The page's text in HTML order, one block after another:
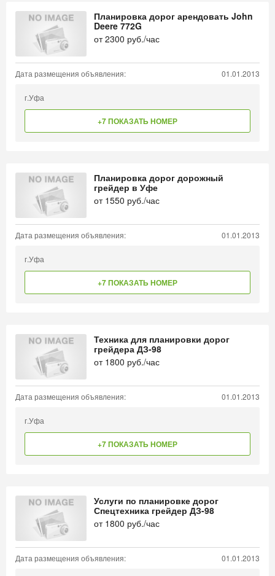
Планировка дорог арендовать John
Deere 772G
от2300 руб./час
Дата размещения объявления: 01.01.2013
г.Уфа
+7 ПОКАЗАТЬ НОМЕР
Планировка дорог дорожный
грейдер в Уфе
от 1550 руб./час
Дата размещения объявления: 01.01.2013
г.Уфа
+7 ПОКАЗАТЬ НОМЕР
Техника для планировки дорог
грейдера ДЗ-98
от 1800 руб./час
Дата размещения объявления: 01.01.2013
г.Уфа
+7 ПОКАЗАТЬ НОМЕР
Услуги по планировке дорог
Спецтехника грейдер ДЗ-98
от 1800 руб./час
Дата размещения объявления: 01.01.2013